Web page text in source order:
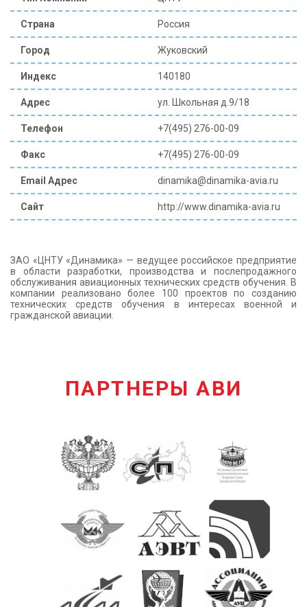
КОНТАКТЫ
Страна Россия
Город Жуковский
Индекс 140180
Адрес ул. Школьная д.9/18
Телефон +7(495) 276-00-09
Факс +7(495) 276-00-09
Email Адрес dinamika@dinamika-avia.ru
Сайт http://www.dinamika-avia.ru
ЗАО «ЦНТУ «Динамика» — ведущее российское предприятие
в области разработки, производства и послепродажного
обслуживания авиационных технических средств обучения. В
компании реализовано более 100 проектов по созданию
технических средств обучения в интересах военной и
гражданской авиации.
ПАРТНЕРЫ АВИ